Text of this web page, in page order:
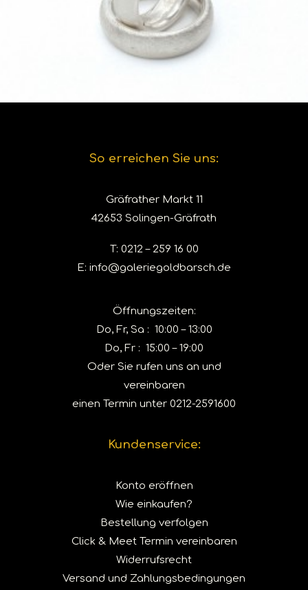
So erreichen Sie uns:
Gräfrather Markt 11
42653 Solingen-Gräfrath
T: 0212 – 259 16 00
E: info@galeriegoldbarsch.de
Öffnungszeiten:
Do, Fr, Sa : 10:00 – 13:00
Do, Fr : 15:00 – 19:00
Oder Sie rufen uns an und
vereinbaren
einen Termin unter 0212-2591600
Kundenservice:
Konto eröffnen
Wie einkaufen?
Bestellung verfolgen
Click & Meet Termin vereinbaren
Widerrufsrecht
Versand und Zahlungsbedingungen